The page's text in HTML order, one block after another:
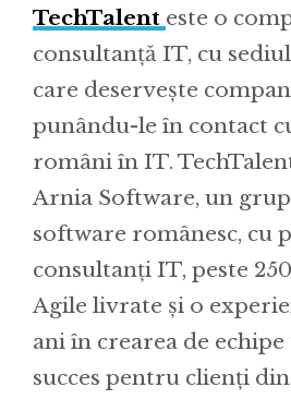
TechTalent este o
consultanţă IT, cu
care deserveşte
punându-le în contact
români în IT.
Arnia Software, un
software românesc, cu
consultanţi IT, peste
Agile livrate şi o
ani în crearea de echipe
succes pentru clienţi